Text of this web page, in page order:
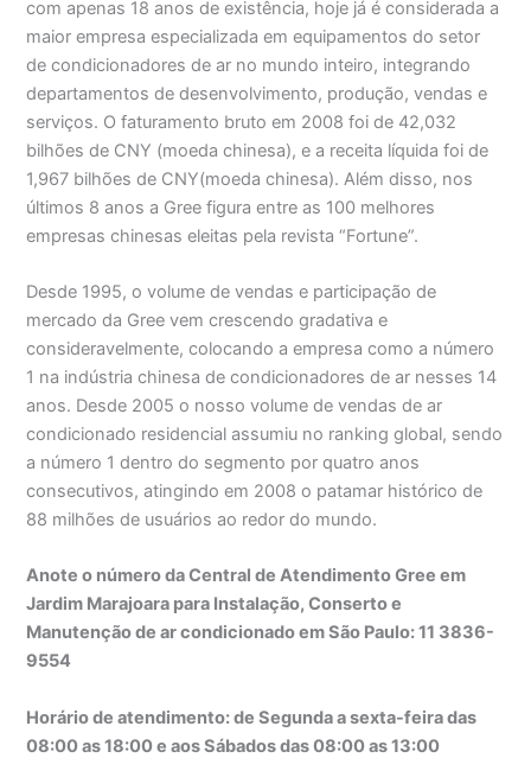
com apenas 18 anos de existência, hoje já é considerada a
maior empresa especializada em equipamentos do setor
de condicionadores de ar no mundo inteiro, integrando
departamentos de desenvolvimento, produção, vendas e
serviços. O faturamento bruto em 2008 foi de 42,032
bilhões de CNY (moeda chinesa), e a receita líquida foi de
1,967 bilhões de CNY(moeda chinesa). Além disso, nos
últimos 8 anos a Gree figura entre as 100 melhores
empresas chinesas eleitas pela revista “Fortune”.
Desde 1995, o volume de vendas e participação de
mercado da Gree vem crescendo gradativa e
consideravelmente, colocando a empresa como a número
1 na indústria chinesa de condicionadores de ar nesses 14
anos. Desde 2005 o nosso volume de vendas de ar
condicionado residencial assumiu no ranking global, sendo
a número 1 dentro do segmento por quatro anos
consecutivos, atingindo em 2008 o patamar histórico de
88 milhões de usuários ao redor do mundo.
Anote o número da Central de Atendimento Gree em
Jardim Marajoara para Instalação, Conserto e
Manutenção de ar condicionado em São Paulo: 11 3836-
9554
Horário de atendimento: de Segunda a sexta-feira das
08:00 as 18:00 e aos Sábados das 08:00 as 13:00